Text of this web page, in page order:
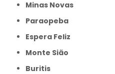
Minas Novas
Paraopeba
Espera Feliz
Monte Sião
Buritis